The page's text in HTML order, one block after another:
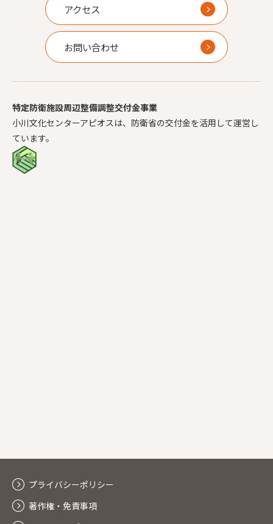
アクセス
お問い合わせ
特定防衛施設周辺整備調整交付金事業
小川文化センターアピオスは、防衛省の交付金を活用して運営し
ています。
プライバシーポリシー
著作権・免責事項